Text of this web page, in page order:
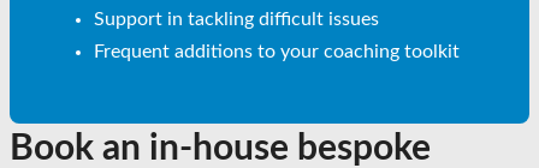
Support in tackling difficult issues
Frequent additions to your coaching toolkit
Book an in-house bespoke